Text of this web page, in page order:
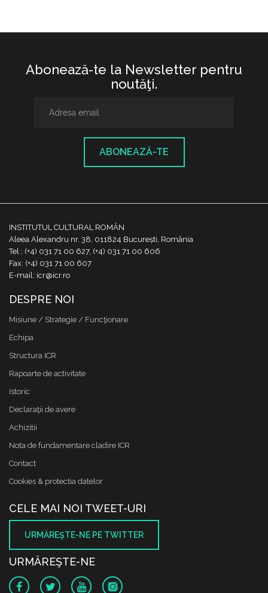
Abonează-te la Newsletter pentru
noutăţi.
ABONEAZĂ-TE
INSTITUTUL CULTURAL ROMÂN
Aleea Alexandru nr. 38, 011824 București, România
Tel.: (+4) 031 71 00 627, (+4) 031 71 00 606
Fax: (+4) 031 71 00 607
E-mail: icr@icr.ro
DESPRE NOI
Misiune / Strategie / Funcţionare
Echipa
Structura ICR
Rapoarte de activitate
Istoric
Declaraţii de avere
Achizitii
Nota de fundamentare cladire ICR
Contact
Cookies & protectia datelor
CELE MAI NOI TWEET-URI
URMĂREŞTE-NE PE TWITTER
URMĂREŞTE-NE